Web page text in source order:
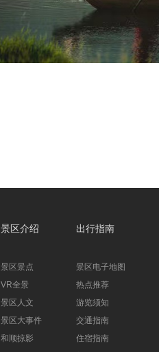
景区介绍
景区景点
VR全景
景区人文
景区大事件
和顺掠影
出行指南
景区电子地图
热点推荐
游览须知
交通指南
住宿指南